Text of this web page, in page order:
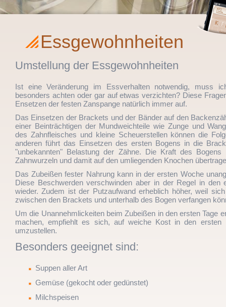
Essgewohnheiten
Umstellung der Essgewohnheiten
Ist eine Veränderung im Essverhalten notwendig, muss
besonders achten oder gar auf etwas verzichten? Diese
Ensetzen der festen Zanspange natürlich immer auf.
Das Einsetzen der Brackets und der Bänder auf den
einer Beinträchtigen der Mundweichteile wie Zunge und
des Zahnfleisches und kleine Scheuerstellen können die
anderen führt das Einsetzen des ersten Bogens in die
"unbekannten" Belastung der Zähne. Die Kraft des
Zahnwurzeln und damit auf den umliegenden Knochen
Das Zubeißen fester Nahrung kann in der ersten Woche
Diese Beschwerden verschwinden aber in der Regel in den
wieder. Zudem ist der Putzaufwand erheblich höher, weil
zwischen den Brackets und unterhalb des Bogen verfangen
Um die Unannehmlickeiten beim Zubeißen in den ersten Tage
machen, empfiehlt es sich, auf weiche Kost in den ersten
umzustellen.
Besonders geeignet sind:
Suppen aller Art
Gemüse (gekocht oder gedünstet)
Milchspeisen